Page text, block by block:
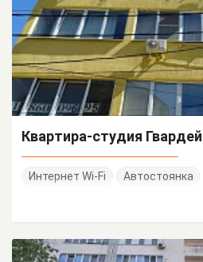
Квартира-студия
Интернет Wi-Fi Автостоянка